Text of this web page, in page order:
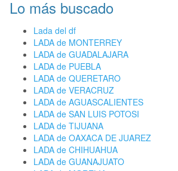
Lo más buscado
Lada del df
LADA de MONTERREY
LADA de GUADALAJARA
LADA de PUEBLA
LADA de QUERETARO
LADA de VERACRUZ
LADA de AGUASCALIENTES
LADA de SAN LUIS POTOSI
LADA de TIJUANA
LADA de OAXACA DE JUAREZ
LADA de CHIHUAHUA
LADA de GUANAJUATO